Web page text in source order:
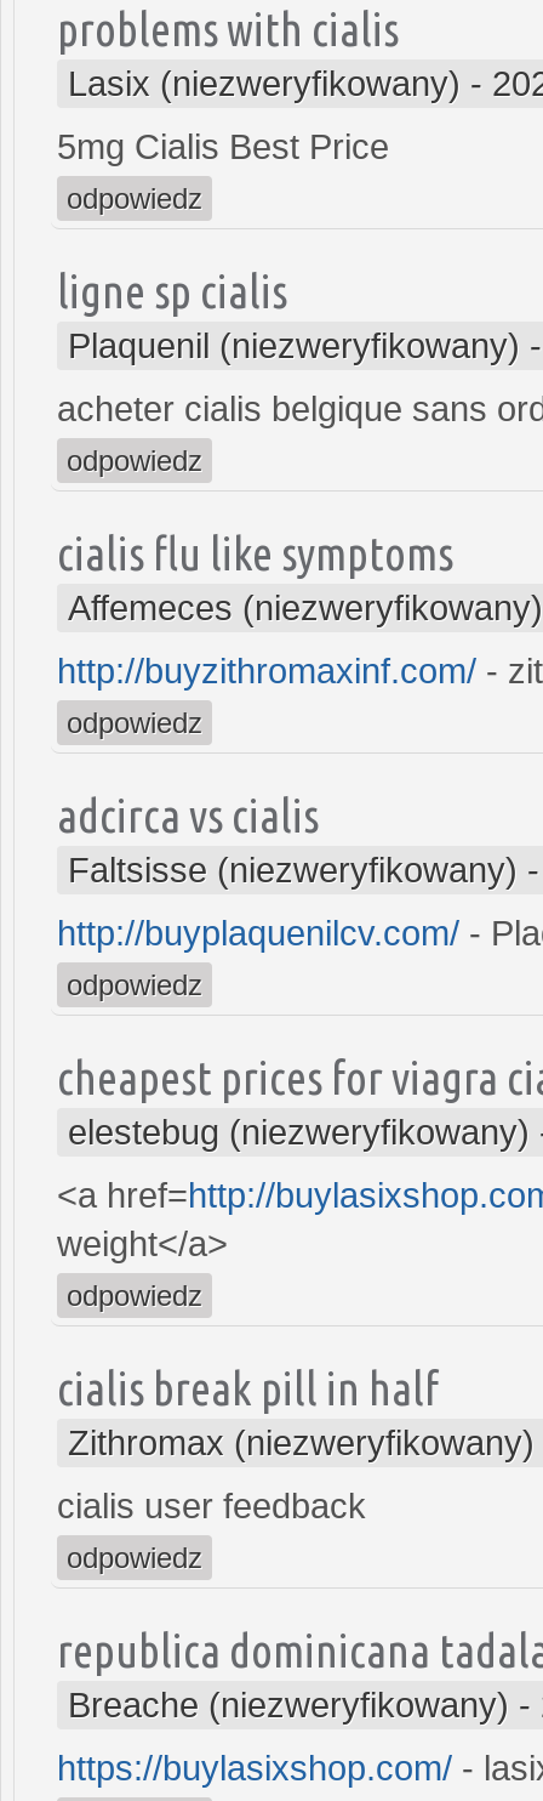
problems with cialis
Lasix (niezweryfikowany) -
5mg Cialis Best Price
odpowiedz
ligne sp cialis
Plaquenil (niezweryfikowany)
acheter cialis belgique sans
odpowiedz
cialis flu like symptoms
Affemeces (niezweryfikowany)
http://buyzithromaxinf.com/ -
odpowiedz
adcirca vs cialis
Faltsisse (niezweryfikowany)
http://buyplaquenilcv.com/ -
odpowiedz
cheapest prices for viagra
elestebug (niezweryfikowany)
<a href=http://
weight</a>
odpowiedz
cialis break pill in half
Zithromax (niezweryfikowany)
cialis user feedback
odpowiedz
republica dominicana
Breache (niezweryfikowany) -
https://buylasixshop.com/ -